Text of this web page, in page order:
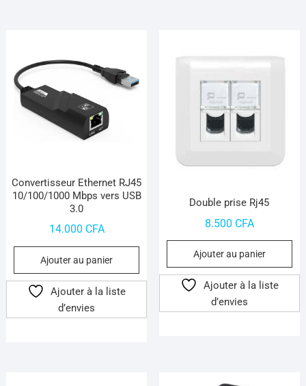
choisies
Convertisseur Ethernet RJ45
10/100/1000 Mbps vers USB
3.0
14.000 CFA
Ajouter au panier
Ajouter à la liste
d’envies
Double prise Rj45
8.500 CFA
Ajouter au panier
Ajouter à la liste
d’envies